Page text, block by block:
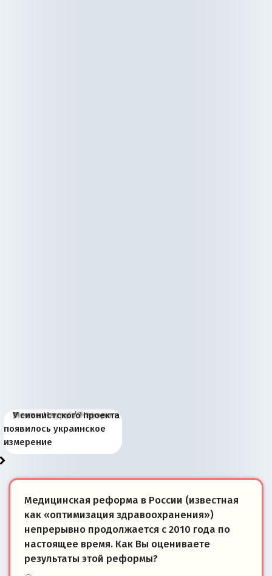
Киевская марионетка
Запада рассказала о
«переобувании» хозяев
В России назрели
перемены: 15 шагов к
суверенной экономике
Миграционный пожар
Европы
Россия начинает
сбрасывать балласт
Анкориджа
Россия зимой 1904
года: первые уступки во
внутренней политике
Русская нация вчера и
сегодня
Почему правый крах в
Варшаве не поможет её
отношениям с Россией?
Место Науру / Науэро в
современной истории
Южной Осетии
У сионистского проекта
появилось украинское
измерение
Медицинская реформа в России (известная
как «оптимизация здравоохранения»)
непрерывно продолжается с 2010 года по
настоящее время. Как Вы оцениваете
результаты этой реформы?